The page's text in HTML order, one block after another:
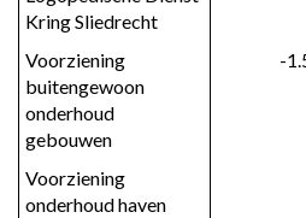
Kring Sliedrecht
Voorziening
buitengewoon
onderhoud
gebouwen
-
Voorziening
onderhoud haven